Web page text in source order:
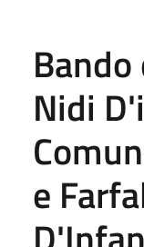
Nidi
e